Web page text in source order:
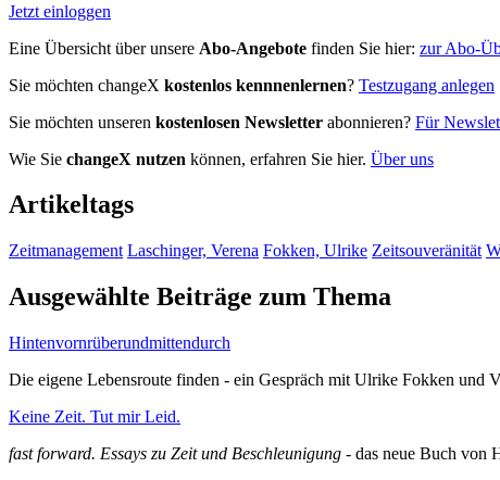
Jetzt einloggen
Eine Übersicht über unsere Abo-Angebote finden Sie hier: zur Abo-
Sie möchten changeX kostenlos kennnenlernen? Testzugang anlegen
Sie möchten unseren kostenlosen Newsletter abonnieren? Für
Wie Sie changeX nutzen können, erfahren Sie hier. Über uns
Artikeltags
Zeitmanagement Laschinger, Verena Fokken, Ulrike Zeitsouveränität
Ausgewählte Beiträge zum Thema
Hintenvornrüberundmittendurch
Die eigene Lebensroute finden - ein Gespräch mit Ulrike Fokken und
Keine Zeit. Tut mir Leid.
fast forward. Essays zu Zeit und Beschleunigung - das neue Buch von